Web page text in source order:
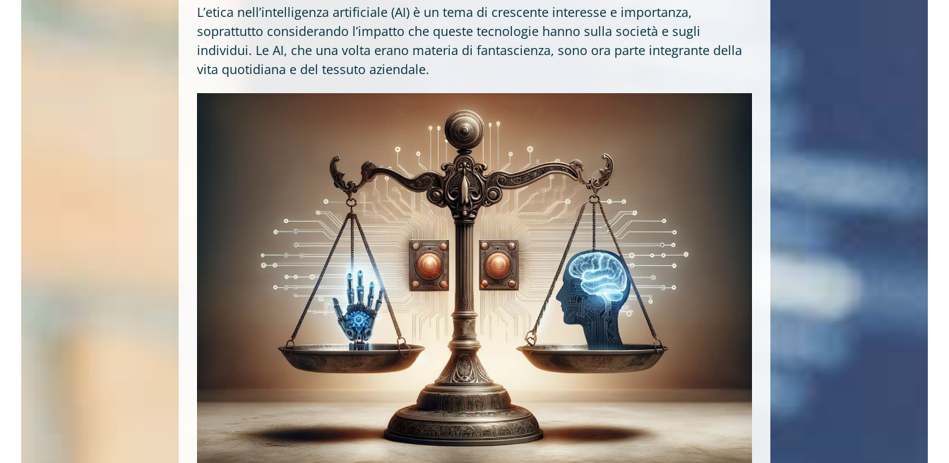
L’etica nell’intelligenza artificiale (AI) è un tema di crescente interesse e importanza,
soprattutto considerando l’impatto che queste tecnologie hanno sulla società e sugli
individui. Le AI, che una volta erano materia di fantascienza, sono ora parte integrante della
vita quotidiana e del tessuto aziendale.